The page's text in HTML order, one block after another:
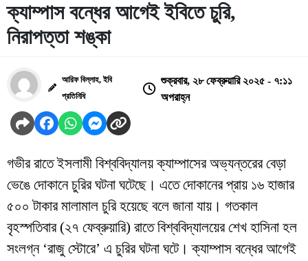
ক্যাম্পাস বন্ধের আগেই ইবিতে চুরি,
নিরাপত্তা শঙ্কা
আরিফ বিল্লাহ, ইবি
প্রতিনিধি
শুক্রবার, ২৮ ফেব্রুয়ারি ২০২৫ - ৭:১১
অপরাহ্ন
গভীর রাতে ইসলামী বিশ্ববিদ্যালয় ক্যাম্পাসের অভ্যন্তরের বেড়া
ভেঙে দোকানে চুরির ঘটনা ঘটেছে। এতে দোকানের প্রায় ১৬ হাজার
৫০০ টাকার মালামাল চুরি হয়েছে বলে জানা যায়। গতকাল
বৃহস্পতিবার (২৭ ফেব্রুয়ারি) রাতে বিশ্ববিদ্যালয়ের শেখ হাসিনা হল
সংলগ্ন ‘রাজু স্টোরে’ এ চুরির ঘটনা ঘটে। ক্যাম্পাস বন্ধের আগেই